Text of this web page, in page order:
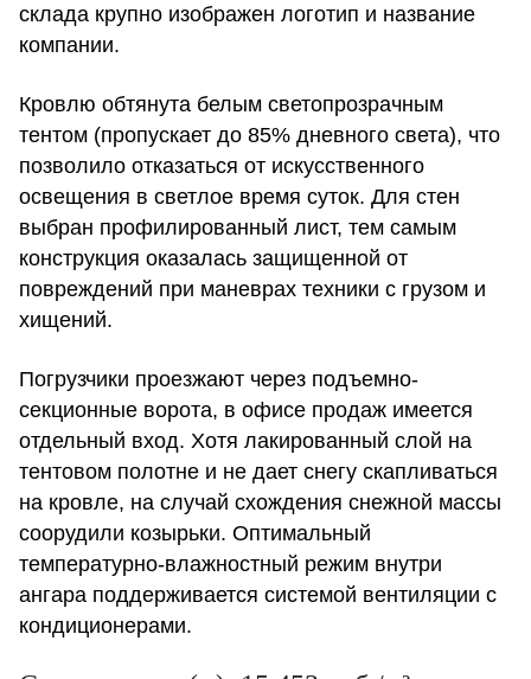
склада крупно изображен логотип и название
компании.
Кровлю обтянута белым светопрозрачным
тентом (пропускает до 85% дневного света), что
позволило отказаться от искусственного
освещения в светлое время суток. Для стен
выбран профилированный лист, тем самым
конструкция оказалась защищенной от
повреждений при маневрах техники с грузом и
хищений.
Погрузчики проезжают через подъемно-
секционные ворота, в офисе продаж имеется
отдельный вход. Хотя лакированный слой на
тентовом полотне и не дает снегу скапливаться
на кровле, на случай схождения снежной массы
соорудили козырьки. Оптимальный
температурно-влажностный режим внутри
ангара поддерживается системой вентиляции с
кондиционерами.